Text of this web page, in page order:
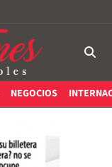
NEGOCIOS